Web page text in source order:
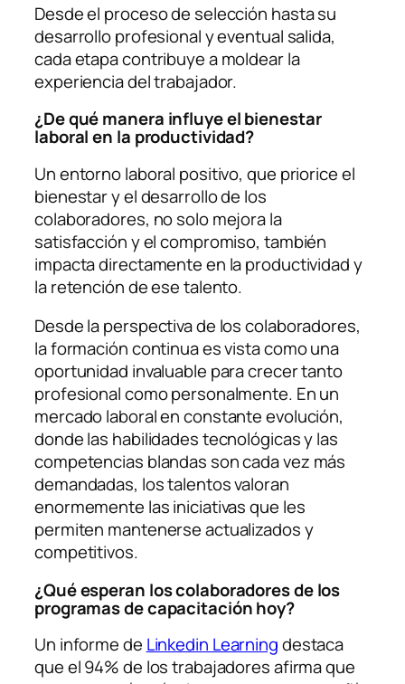
Desde el proceso de selección hasta su
desarrollo profesional y eventual salida,
cada etapa contribuye a moldear la
experiencia del trabajador.
¿De qué manera influye el bienestar
laboral en la productividad?
Un entorno laboral positivo, que priorice el
bienestar y el desarrollo de los
colaboradores, no solo mejora la
satisfacción y el compromiso, también
impacta directamente en la productividad y
la retención de ese talento.
Desde la perspectiva de los colaboradores,
la formación continua es vista como una
oportunidad invaluable para crecer tanto
profesional como personalmente. En un
mercado laboral en constante evolución,
donde las habilidades tecnológicas y las
competencias blandas son cada vez más
demandadas, los talentos valoran
enormemente las iniciativas que les
permiten mantenerse actualizados y
competitivos.
¿Qué esperan los colaboradores de los
programas de capacitación hoy?
Un informe de Linkedin Learningdestaca
que el 94% de los trabajadores afirma que